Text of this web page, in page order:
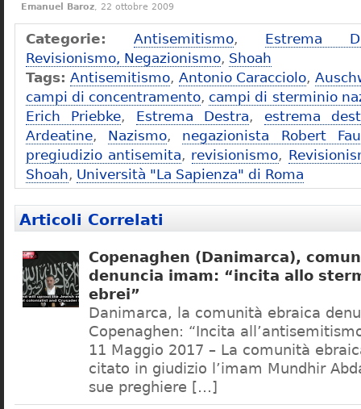
Emanuel Baroz, 22 ottobre 2009
Categorie: Antisemitismo, Estrema
Revisionismo, Negazionismo, Shoah
Tags: Antisemitismo, Antonio Caracciolo,
campi di concentramento, campi di sterminio
Erich Priebke, Estrema Destra, estrema
Ardeatine, Nazismo, negazionista Robert
pregiudizio antisemita, revisionismo,
Shoah, Università "La Sapienza" di Roma
Articoli Correlati
Copenaghen (Danimarca),
denuncia imam: “incita allo
ebrei”
Danimarca, la comunità ebraica
Copenaghen: “Incita
11 Maggio 2017 – La comunità
citato in giudizio l’imam Mundhir
sue preghiere […]